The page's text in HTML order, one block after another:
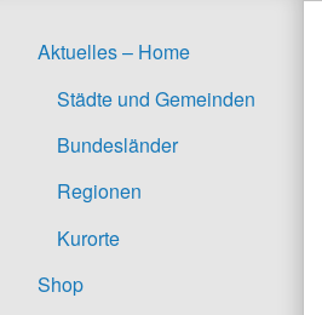
Aktuelles – Home
Städte und Gemeinden
Bundesländer
Regionen
Kurorte
Shop